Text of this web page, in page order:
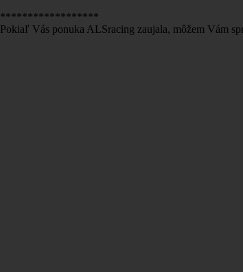
******************
Pokiaľ Vás ponuka ALSracing zaujala, môžem Vám